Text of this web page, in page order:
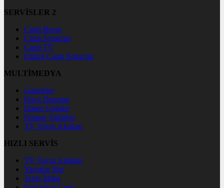
SERVİSLER 2
Canlı Borsa
Canlı Sonuçlar
Canlı TV
Futbol Canlı Sonuçlar
MULTİMEDYA
Gazeteler
Hava Durumu
Haber Gönder
Namaz Vakitleri
TV Yayın Akışları
HIZLI SERVİS
TV Yayın Akışları
Yazarlar Site
Tenis İddaa